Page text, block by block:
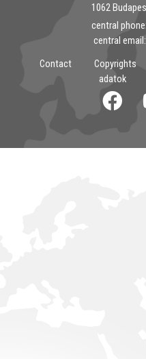
1062
central
central
Contact
Copyrights
adatok